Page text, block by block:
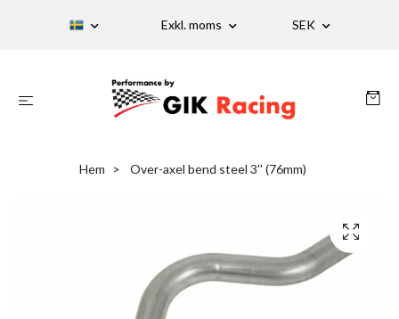
Exkl. moms SEK
Hem Over-axel bend steel 3'' (76mm)